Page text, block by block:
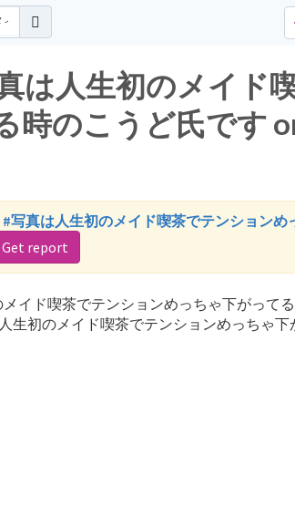
は人生初のメイド
時のこうど氏です
#写真は人生初のメイド喫茶でテンションめ
Get report
イド喫茶でテンションめっちゃ下がって
生初のメイド喫茶でテンションめっちゃ